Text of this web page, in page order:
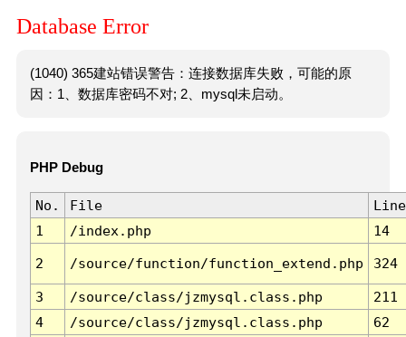
Database Error
(1040) 365建站错误警告：连接数据库失败，可能的原
因：1、数据库密码不对; 2、mysql未启动。
PHP Debug
No. File
Line
1
/index.php 14
2 /source/function/function_extend.php 324
3 /source/class/jzmysql.class.php
211
4
/source/class/jzmysql.class.php
62